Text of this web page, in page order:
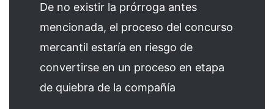
De no existir la prórroga antes
mencionada, el proceso del concurso
mercantil estaría en riesgo de
convertirse en un proceso en etapa
de quiebra de la compañía